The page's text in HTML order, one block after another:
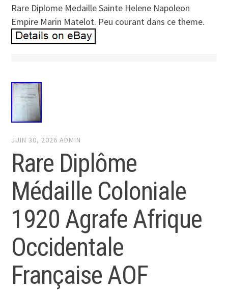
Rare Diplome Medaille Sainte Helene Napoleon
Empire Marin Matelot. Peu courant dans ce theme.
JUIN 30, 2026 ADMIN
Rare Diplôme
Médaille Coloniale
1920 Agrafe Afrique
Occidentale
Française AOF